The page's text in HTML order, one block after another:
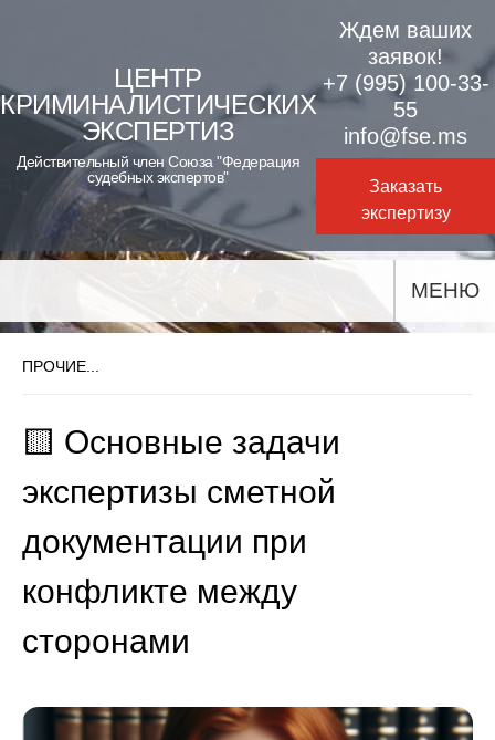
content
ЦЕНТР
КРИМИНАЛИСТИЧЕСКИХ
ЭКСПЕРТИЗ
Действительный член Союза "Федерация
судебных экспертов"
Ждем ваших
заявок!
+7 (995) 100-33-
55
info@fse.ms
Заказать
экспертизу
МЕНЮ
ПРОЧИЕ...
🟨 Основные задачи
экспертизы сметной
документации при
конфликте между
сторонами